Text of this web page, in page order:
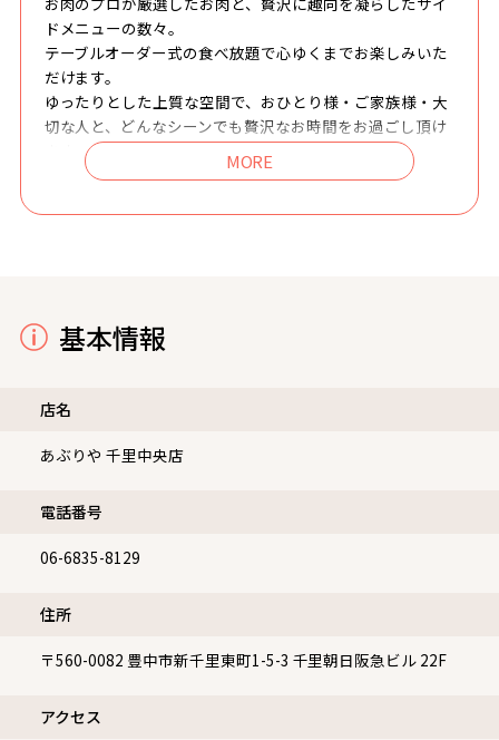
お肉のプロが厳選したお肉と、贅沢に趣向を凝らしたサイ
ドメニューの数々。
テーブルオーダー式の食べ放題で心ゆくまでお楽しみいた
だけます。
ゆったりとした上質な空間で、おひとり様・ご家族様・大
切な人と、どんなシーンでも贅沢なお時間をお過ごし頂け
ます。
【千里中央店】は御堂筋線から直通の北大阪急行や大阪モ
ノレールの千里中央駅からも徒歩圏内で、お仕事帰り、お
基本情報
店名
あぶりや 千里中央店
電話番号
06-6835-8129
住所
〒560-0082 豊中市新千里東町1-5-3 千里朝日阪急ビル 22F
アクセス